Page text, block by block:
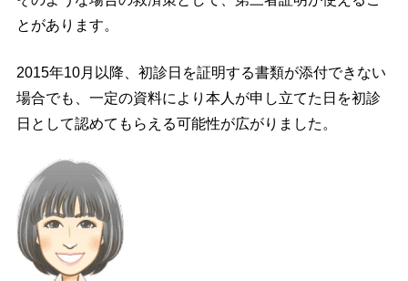
とがあります。
2015年10月以降、初診日を証明する書類が添付できない
場合でも、一定の資料により本人が申し立てた日を初診
日として認めてもらえる可能性が広がりました。